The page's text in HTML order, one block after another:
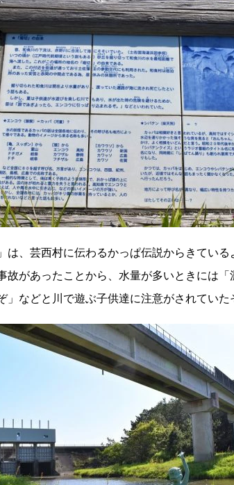
は、芸西村に伝わるかっぱ伝説からきてい
故があったことから、水量が多いときには
」などと川で遊ぶ子供達に注意がされていた